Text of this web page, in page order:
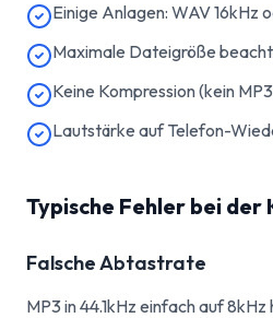
Einige Anlagen: WAV 16kHz
Maximale Dateigröße
Keine Kompression (kein
Lautstärke auf Telefon-
Typische Fehler bei
Falsche Abtastrate
MP3 in 44.1kHz einfach auf